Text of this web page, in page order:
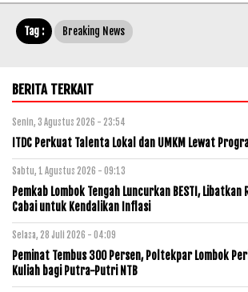
Tag : Breaking News
BERITA TERKAIT
Senin, 3 Agustus 2026 - 23:54
ITDC Perkuat Talenta Lokal dan UMKM Lewat
Sabtu, 1 Agustus 2026 - 09:13
Pemkab Lombok Tengah Luncurkan BESTI, Libatkan
Cabai untuk Kendalikan Inflasi
Selasa, 28 Juli 2026 - 04:09
Peminat Tembus 300 Persen, Poltekpar Lombok
Kuliah bagi Putra-Putri NTB